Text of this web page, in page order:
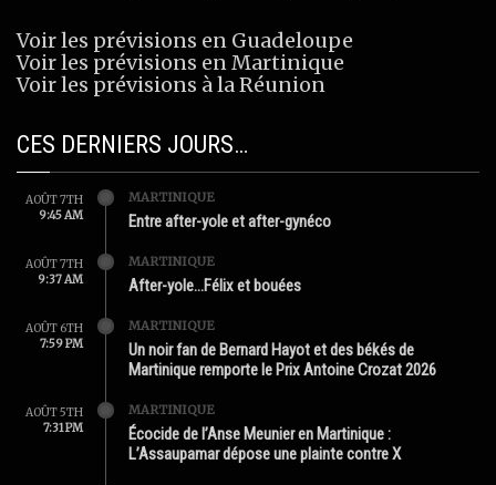
Voir les prévisions en Guadeloupe
Voir les prévisions en Martinique
Voir les prévisions à la Réunion
CES DERNIERS JOURS…
AOÛT 7TH
9:45 AM
MARTINIQUE
Entre after-yole et after-gynéco
AOÛT 7TH
9:37 AM
MARTINIQUE
After-yole…Félix et bouées
AOÛT 6TH
7:59 PM
MARTINIQUE
Un noir fan de Bernard Hayot et des békés de
Martinique remporte le Prix Antoine Crozat 2026
AOÛT 5TH
7:31 PM
MARTINIQUE
Écocide de l’Anse Meunier en Martinique :
L’Assaupamar dépose une plainte contre X